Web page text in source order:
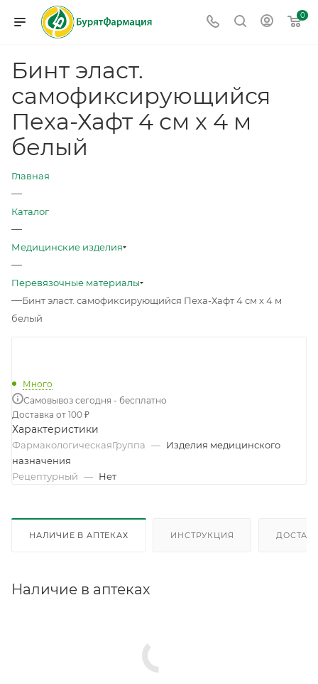
0
Бинт эласт.
самофиксирующийся
Пеха-Хафт 4 см х 4 м
белый
Главная
—
Каталог
—
Медицинские изделия
—
Перевязочные материалы
—Бинт эласт. самофиксирующийся Пеха-Хафт 4 см х 4 м
белый
Много
Самовывоз сегодня - бесплатно
Доставка от 100 ₽
Характеристики
ФармакологическаяГруппа — Изделия медицинского
назначения
Рецептурный — Нет
НАЛИЧИЕ В АПТЕКАХ ИНСТРУКЦИЯ
Наличие в аптеках